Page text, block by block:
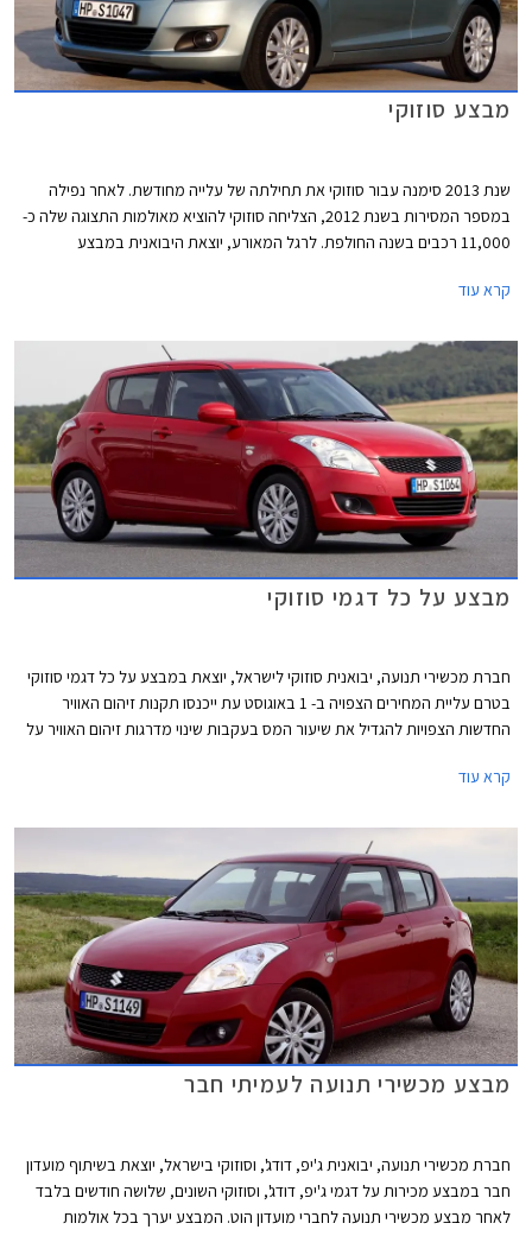
מבצע סוזוקי
שנת 2013 סימנה עבור סוזוקי את תחילתה של עלייה מחודשת. לאחר נפילה
במספר המסירות בשנת 2012, הצליחה סוזוקי להוציא מאולמות התצוגה שלה כ-
11,000 רכבים בשנה החולפת. לרגל המאורע, יוצאת היבואנית במבצע
21.02.2014 או עד גמר המלאי.
קרא עוד
מבצע על כל דגמי סוזוקי
חברת מכשירי תנועה, יבואנית סוזוקי לישראל, יוצאת במבצע על כל דגמי סוזוקי
בטרם עליית המחירים הצפויה ב- 1 באוגוסט עת ייכנסו תקנות זיהום האוויר
החדשות הצפויות להגדיל את שיעור המס בעקבות שינוי מדרגות זיהום האוויר על
להיפגע ממהלך זה הם דווקא הרכבים הפחות מזהמים, שכן בעקבות שינוי נוסחת
נמוכה יותר וכפועל יוצא צפוי מחירם לעלות, בעוד רכבים מזהמים שגם כך
נמצאים בדרגות הזיהום הגבוהות ואינם נהנים מהטבת המיסוי מחירם אינו צפוי
להשתנות.
קרא עוד
מבצע מכשירי תנועה לעמיתי חבר
חברת מכשירי תנועה, יבואנית ג'יפ, דודג', וסוזוקי בישראל, יוצאת בשיתוף מועדון
חבר במבצע מכירות על דגמי ג'יפ, דודג', וסוזוקי השונים, שלושה חודשים בלבד
לאחר מבצע מכשירי תנועה לחברי מועדון הוט. המבצע יערך בכל אולמות